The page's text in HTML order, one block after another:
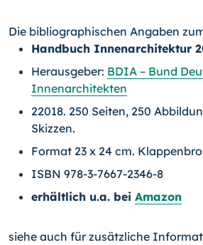
Die bibliographischen Angaben
Handbuch Innenarchitektur
Herausgeber: BDIA – Bund
Innenarchitekten
22018. 250 Seiten, 250
Skizzen.
Format 23 x 24 cm.
ISBN 978-3-7667-2346-8
erhältlich u.a. bei Amazon
siehe auch für zusätzliche